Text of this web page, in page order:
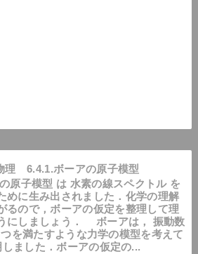
理 6.4.1.ボーアの原子模型
原子模型 は 水素の線スペクトル を
めに生み出されました．化学の理解
るので，ボーアの仮定を整理して理
にしましょう． ボーアは， 振動数
を満たすような力学の模型を考えて
ました．ボーアの仮定の...